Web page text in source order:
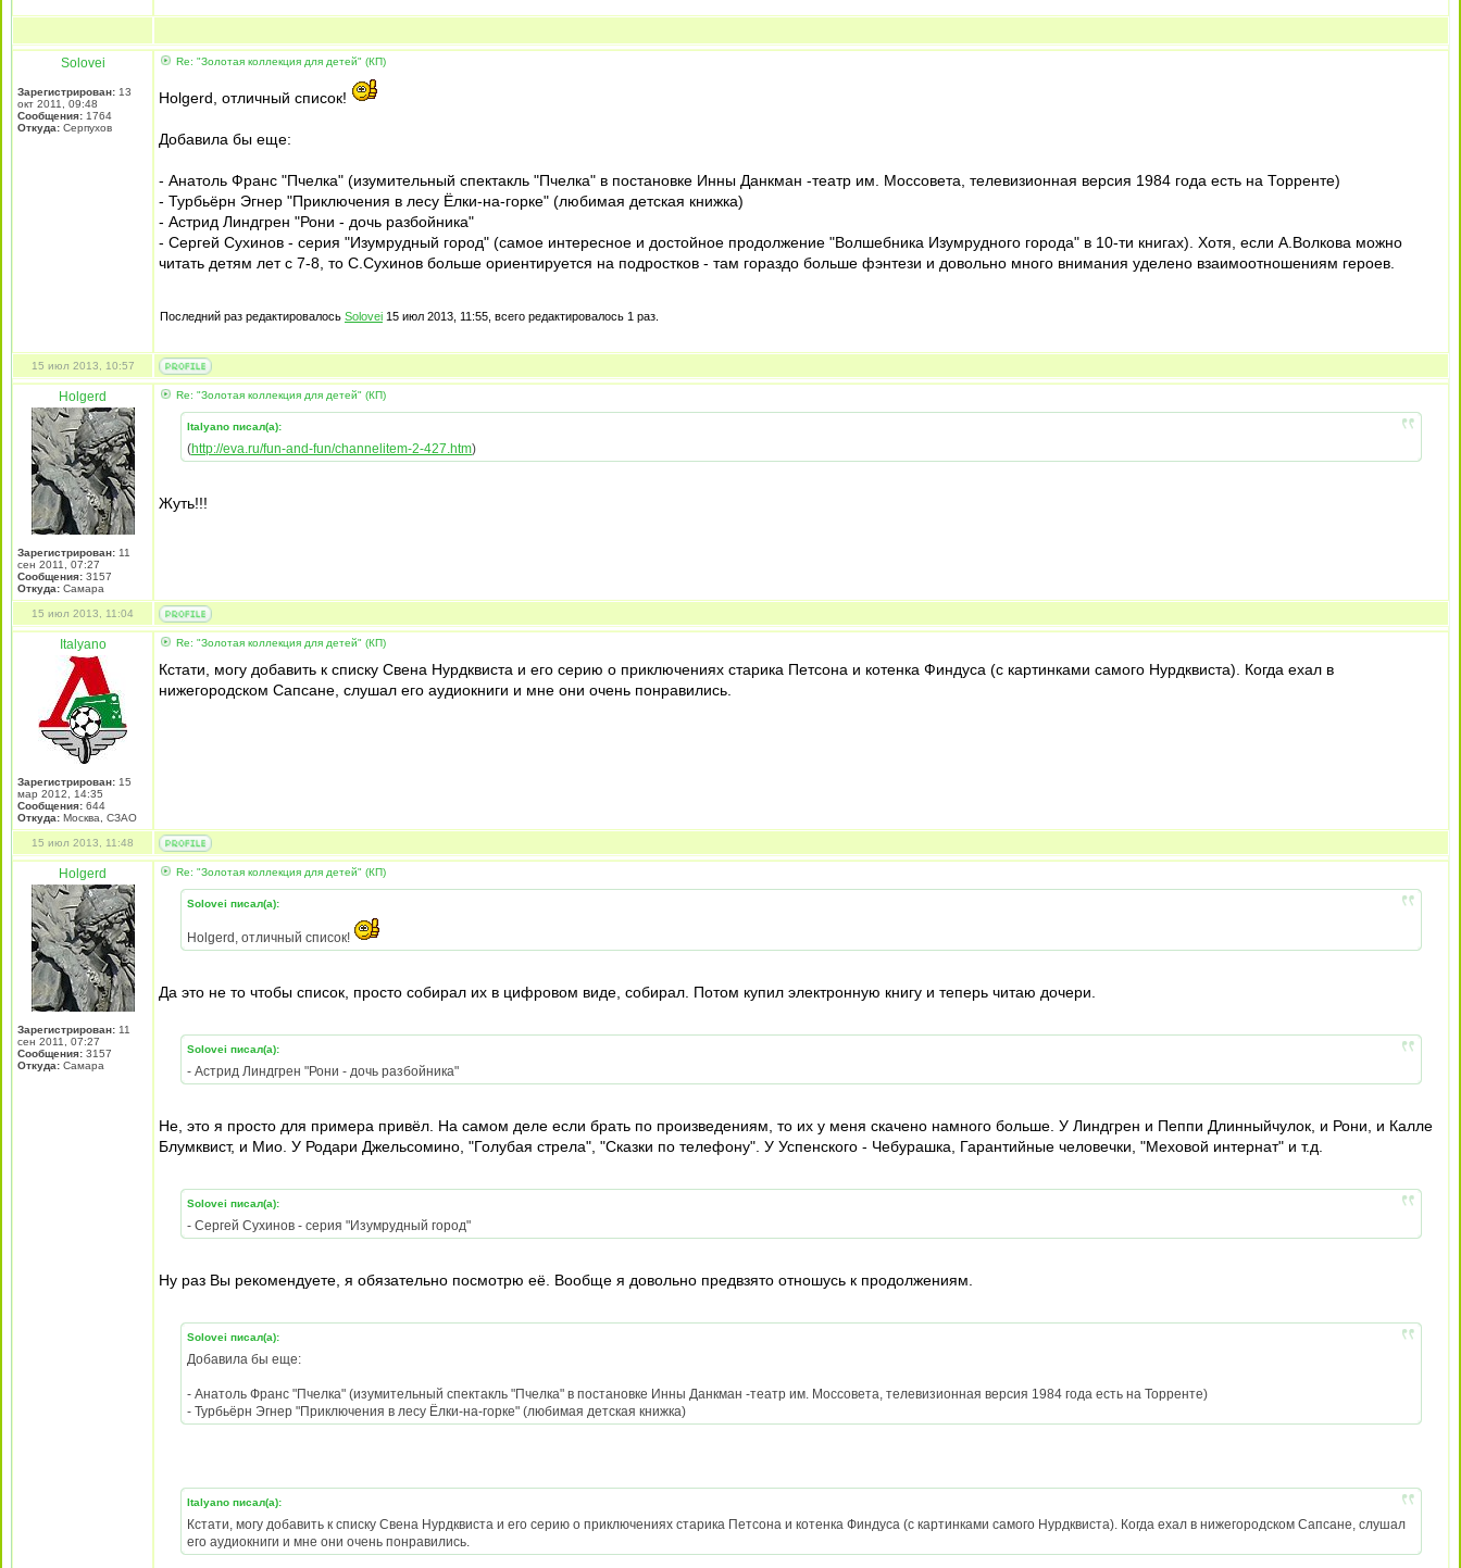
Solovei
Зарегистрирован: 13
окт 2011, 09:48
Сообщения: 1764
Откуда: Серпухов
Re: "Золотая коллекция для детей" (КП)
Holgerd, отличный список!
Добавила бы еще:
- Анатоль Франс "Пчелка" (изумительный спектакль "Пчелка" в постановке Инны Данкман -театр им. Моссовета, телевизионная версия 1984 года есть на Торренте)
- Турбьёрн Эгнер "Приключения в лесу Ёлки-на-горке" (любимая детская книжка)
- Астрид Линдгрен "Рони - дочь разбойника"
- Сергей Сухинов - серия "Изумрудный город" (самое интересное и достойное продолжение "Волшебника Изумрудного города" в 10-ти книгах). Хотя, если А.Волкова можно
читать детям лет с 7-8, то С.Сухинов больше ориентируется на подростков - там гораздо больше фэнтези и довольно много внимания уделено взаимоотношениям героев.
Последний раз редактировалось Solovei 15 июл 2013, 11:55, всего редактировалось 1 раз.
15 июл 2013, 10:57
Holgerd
Зарегистрирован: 11
сен 2011, 07:27
Сообщения: 3157
Откуда: Самара
Re: "Золотая коллекция для детей" (КП)
Italyano писал(а):
(http://eva.ru/fun-and-fun/channelitem-2-427.htm)
Жуть!!!
15 июл 2013, 11:04
Italyano
Зарегистрирован: 15
мар 2012, 14:35
Сообщения: 644
Откуда: Москва, СЗАО
Re: "Золотая коллекция для детей" (КП)
Кстати, могу добавить к списку Свена Нурдквиста и его серию о приключениях старика Петсона и котенка Финдуса (с картинками самого Нурдквиста). Когда ехал в
нижегородском Сапсане, слушал его аудиокниги и мне они очень понравились.
15 июл 2013, 11:48
Holgerd
Зарегистрирован: 11
сен 2011, 07:27
Сообщения: 3157
Откуда: Самара
Re: "Золотая коллекция для детей" (КП)
Solovei писал(а):
Holgerd, отличный список!
Да это не то чтобы список, просто собирал их в цифровом виде, собирал. Потом купил электронную книгу и теперь читаю дочери.
Solovei писал(а):
- Астрид Линдгрен "Рони - дочь разбойника"
Не, это я просто для примера привёл. На самом деле если брать по произведениям, то их у меня скачено намного больше. У Линдгрен и Пеппи Длинныйчулок, и Рони, и Калле
Блумквист, и Мио. У Родари Джельсомино, "Голубая стрела", "Сказки по телефону". У Успенского - Чебурашка, Гарантийные человечки, "Меховой интернат" и т.д.
Solovei писал(а):
- Сергей Сухинов - серия "Изумрудный город"
Ну раз Вы рекомендуете, я обязательно посмотрю её. Вообще я довольно предвзято отношусь к продолжениям.
Solovei писал(а):
Добавила бы еще:
- Анатоль Франс "Пчелка" (изумительный спектакль "Пчелка" в постановке Инны Данкман -театр им. Моссовета, телевизионная версия 1984 года есть на Торренте)
- Турбьёрн Эгнер "Приключения в лесу Ёлки-на-горке" (любимая детская книжка)
Italyano писал(а):
Кстати, могу добавить к списку Свена Нурдквиста и его серию о приключениях старика Петсона и котенка Финдуса (с картинками самого Нурдквиста). Когда ехал в нижегородском Сапсане, слушал
его аудиокниги и мне они очень понравились.